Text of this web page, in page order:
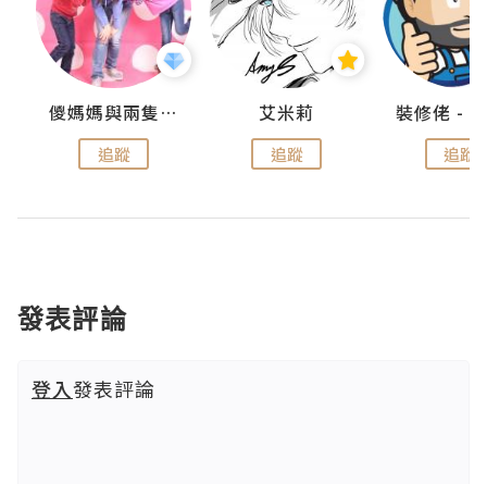
儍媽媽與兩隻小魔怪之家
追蹤
艾米莉
追蹤 追蹤
發表評論
登入發表評論